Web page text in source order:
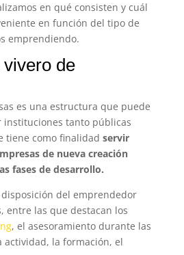
en qué consisten y cuál
en función del tipo de
emprendiendo.
de
es una estructura que puede
tanto públicas
tiene como finalidad servir
de nueva creación
fases de desarrollo.
disposición del emprendedor
entre las que destacan los
, el asesoramiento durante las
actividad, la formación, el